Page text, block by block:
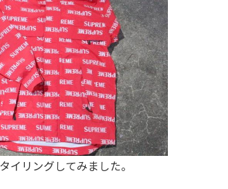
イリングしてみました。